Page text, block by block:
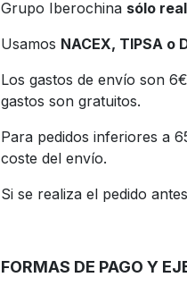
Grupo Iberochina sólo
Usamos NACEX, TIPSA o
Los gastos de envío son
gastos son gratuitos.
Para pedidos inferiores a
coste del envío.
Si se realiza el pedido
FORMAS DE PAGO Y